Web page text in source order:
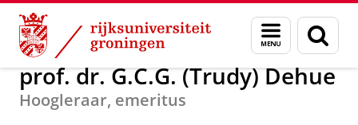
Skip
Content
Skip
Navigation
Menu
en
zoeken
Over ons prof. dr. G.C.G. (Trudy) Dehue
prof. dr. G.C.G. (Trudy) Dehue
Hoogleraar, emeritus